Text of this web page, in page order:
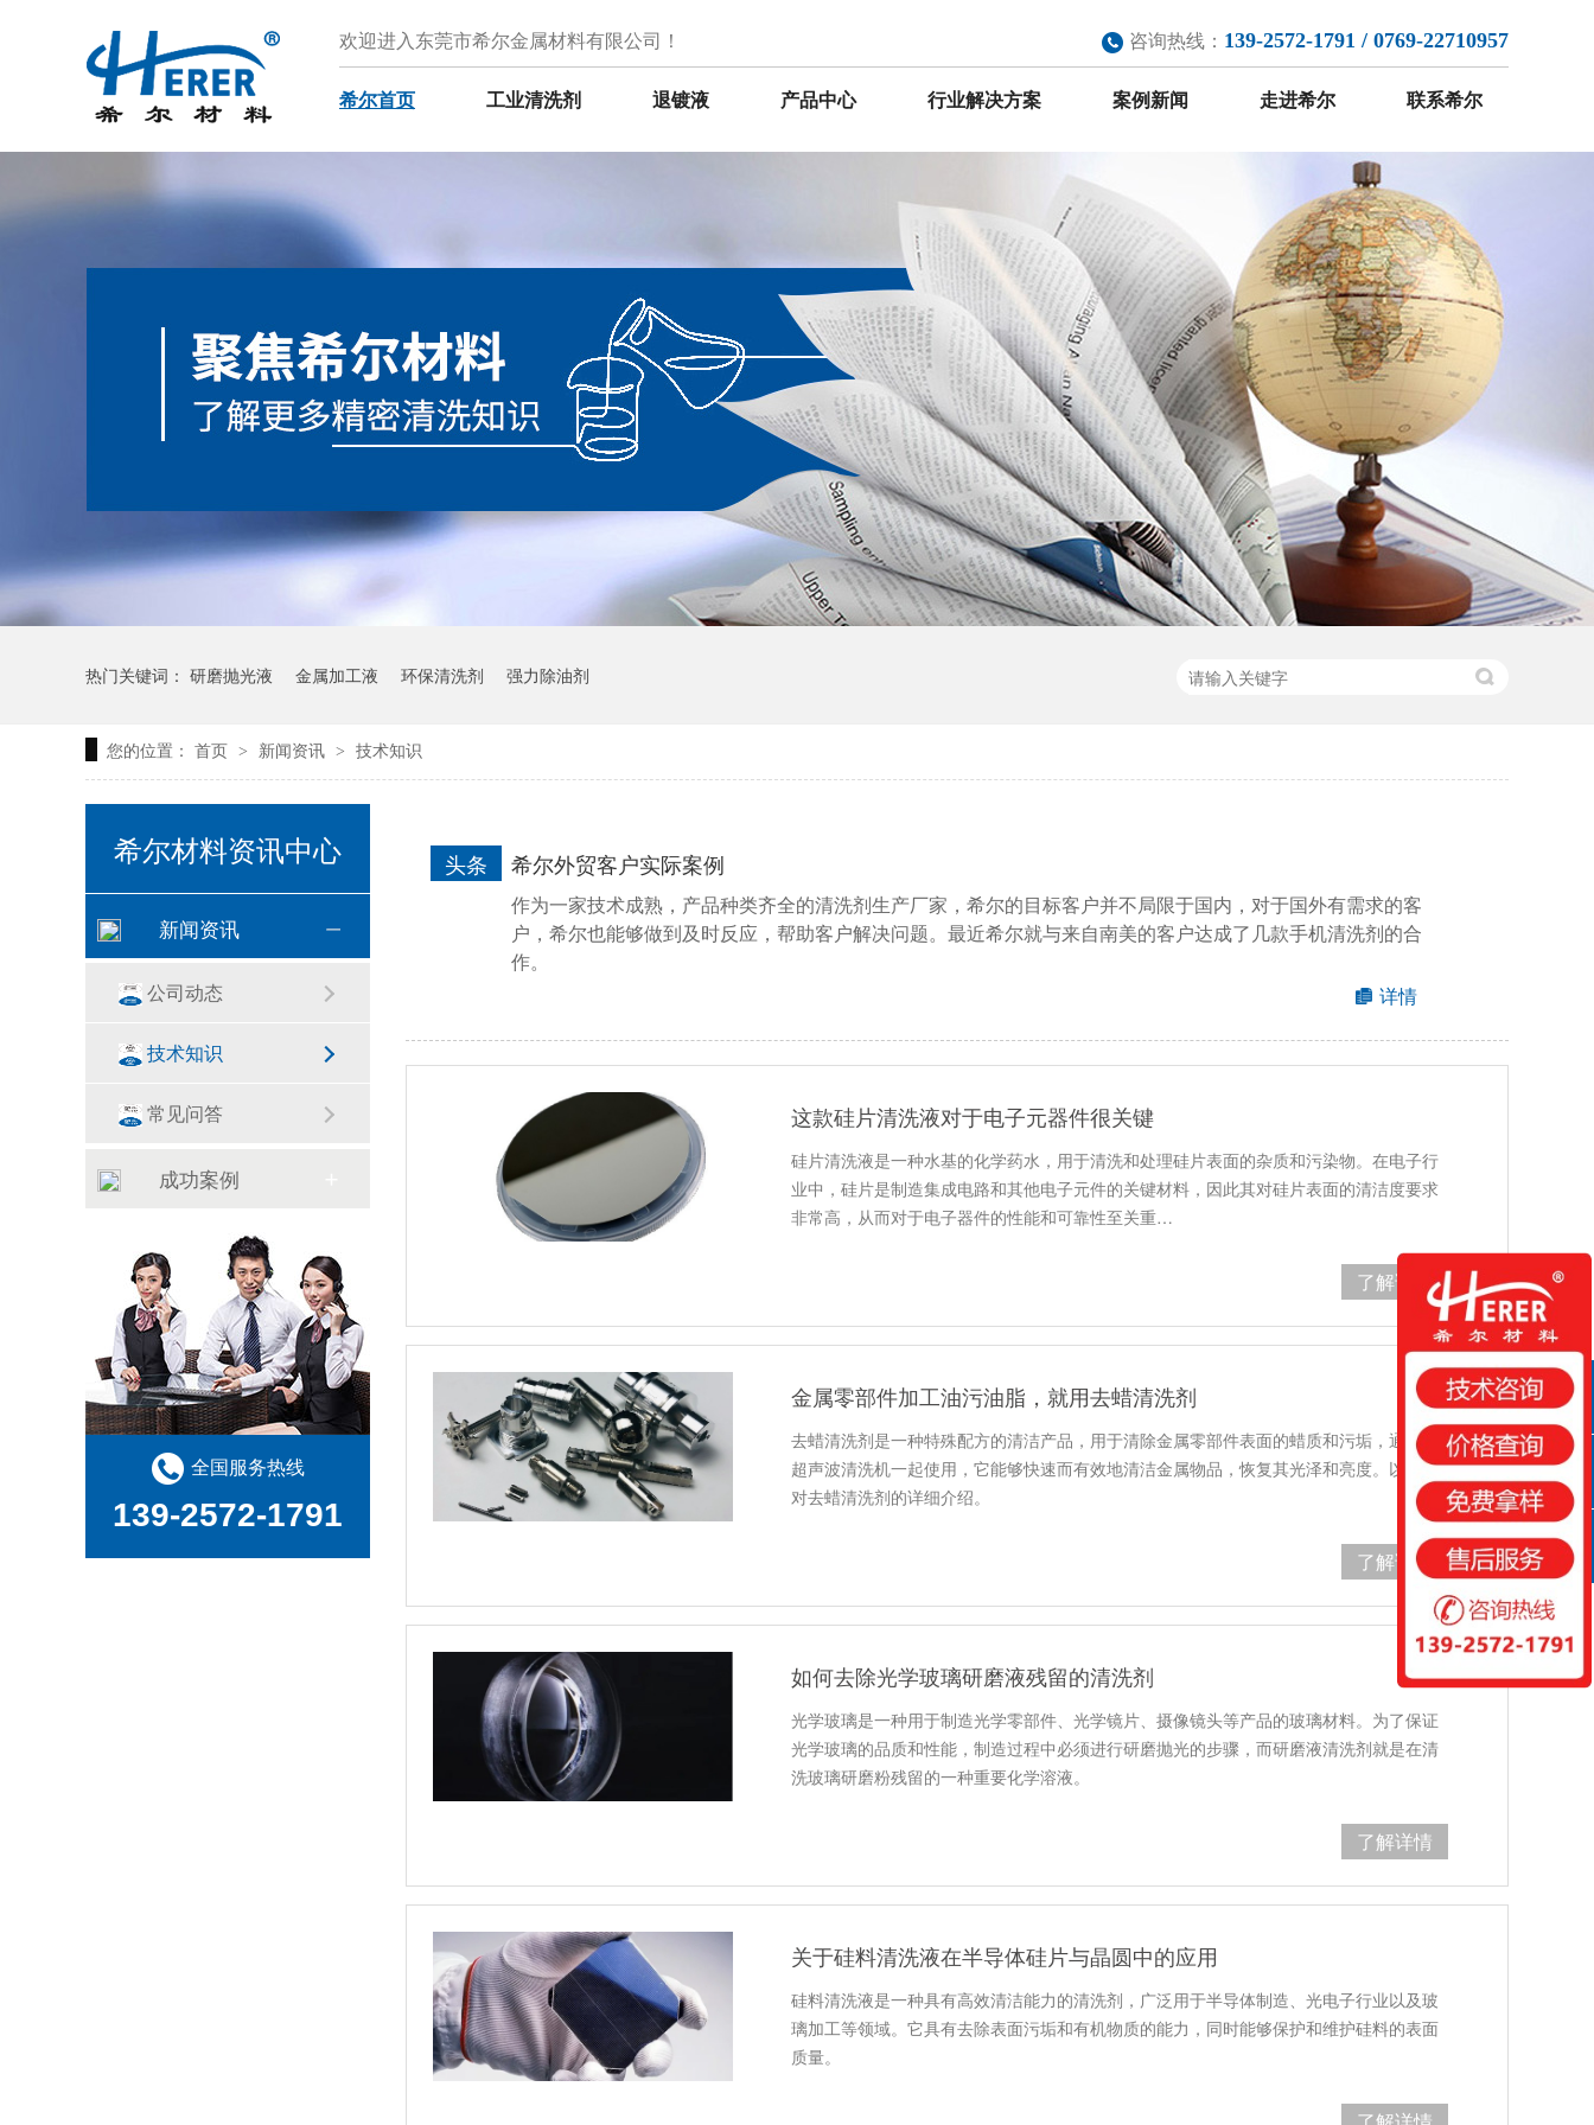
咨询热线： 139-2572-1791 / 0769-22710957
欢迎进入东莞市希尔金属材料有限公司！
希尔首页 工业清洗剂 退镀液 产品中心 行业解决方案 案例新闻 走进希尔 联系希尔
热门关键词： 研磨抛光液 金属加工液 环保清洗剂 强力除油剂
您的位置： 首页 > 新闻资讯 > 技术知识
希尔外贸客户实际案例
头条
作为一家技术成熟，产品种类齐全的清洗剂生产厂家，希尔的目标客户并不局限于国内，对于国外有需求的客
户，希尔也能够做到及时反应，帮助客户解决问题。最近希尔就与来自南美的客户达成了几款手机清洗剂的合
作。
详情
这款硅片清洗液对于电子元器件很关键
硅片清洗液是一种水基的化学药水，用于清洗和处理硅片表面的杂质和污染物。在电子行
业中，硅片是制造集成电路和其他电子元件的关键材料，因此其对硅片表面的清洁度要求
非常高，从而对于电子器件的性能和可靠性至关重…
了解详情
金属零部件加工油污油脂，就用去蜡清洗剂
去蜡清洗剂是一种特殊配方的清洁产品，用于清除金属零部件表面的蜡质和污垢，通过与
超声波清洗机一起使用，它能够快速而有效地清洁金属物品，恢复其光泽和亮度。以下是
对去蜡清洗剂的详细介绍。
了解详情
如何去除光学玻璃研磨液残留的清洗剂
光学玻璃是一种用于制造光学零部件、光学镜片、摄像镜头等产品的玻璃材料。为了保证
光学玻璃的品质和性能，制造过程中必须进行研磨抛光的步骤，而研磨液清洗剂就是在清
洗玻璃研磨粉残留的一种重要化学溶液。
了解详情
关于硅料清洗液在半导体硅片与晶圆中的应用
硅料清洗液是一种具有高效清洁能力的清洗剂，广泛用于半导体制造、光电子行业以及玻
璃加工等领域。它具有去除表面污垢和有机物质的能力，同时能够保护和维护硅料的表面
质量。
希尔材料资讯中心
新闻资讯
公司动态
技术知识
常见问答
成功案例
全国服务热线
139-2572-1791
QQ咨询
咨询热线
扫一扫